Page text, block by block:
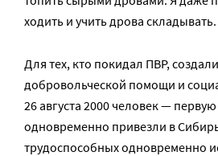
ходить и учить дрова складывать.
Для тех, кто покидал ПВР,
добровольческой помощи и
26 августа 2000 человек —
одновременно привезли в
трудоспособных одновременно